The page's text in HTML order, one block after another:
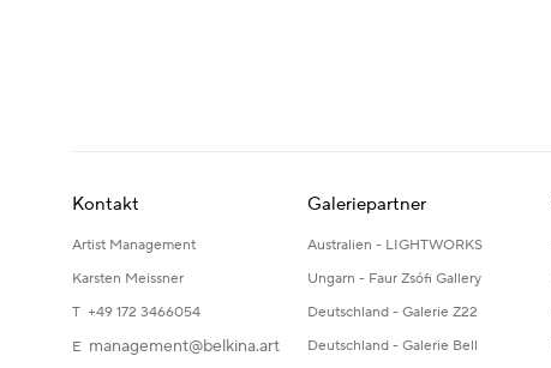
Kontakt
Artist Management
Karsten Meissner
T +49 172 3466054
E management@belkina.art
Galeriepartner
Australien - LIGHTWORKS
Ungarn - Faur Zsófi Gallery
Deutschland - Galerie Z22
Deutschland - Galerie Bell